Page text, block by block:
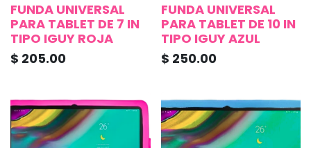
FUNDA UNIVERSAL
PARA TABLET DE 7 IN
TIPO IGUY ROJA
$ 205.00
FUNDA UNIVERSAL
PARA TABLET DE 10 IN
TIPO IGUY AZUL
$ 250.00